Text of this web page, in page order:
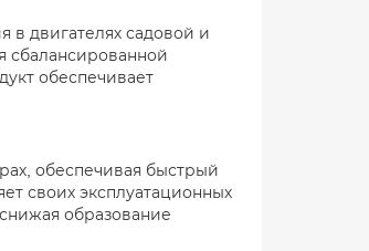
в двигателях садовой и
сбалансированной
обеспечивает
обеспечивая быстрый
своих эксплуатационных
образование